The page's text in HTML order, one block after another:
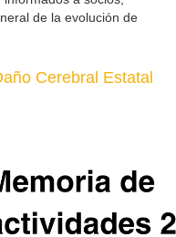
de la evolución de
Cerebral Estatal